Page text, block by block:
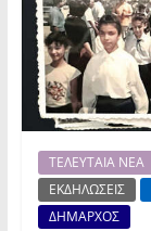
ΤΕΛΕΥΤΑΙΑ ΝΕΑ
ΕΚΔΗΛΩΣΕΙΣ
ΔΗΜΑΡΧΟΣ